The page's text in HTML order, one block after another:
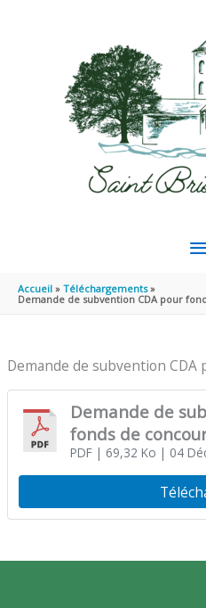
Accueil
Téléchargements
Demande de subvention CDA pour
Demande de subvention CDA
Demande de
fonds de
PDF| 69,32 Ko | 04